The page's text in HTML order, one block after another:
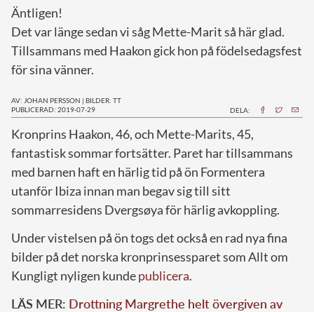
Äntligen!
Det var länge sedan vi såg Mette-Marit så här glad.
Tillsammans med Haakon gick hon på födelsedagsfest
för sina vänner.
AV: JOHAN PERSSON | BILDER: TT
PUBLICERAD: 2019-07-29
DELA:
Kronprins Haakon, 46, och Mette-Marits, 45,
fantastisk sommar fortsätter. Paret har tillsammans
med barnen haft en härlig tid på ön Formentera
utanför Ibiza innan man begav sig till sitt
sommarresidens Dvergsøya för härlig avkoppling.
Under vistelsen på ön togs det också en rad nya fina
bilder på det norska kronprinsessparet som Allt om
Kungligt nyligen kundepublicera.
LÄS MER: Drottning Margrethe helt övergiven av